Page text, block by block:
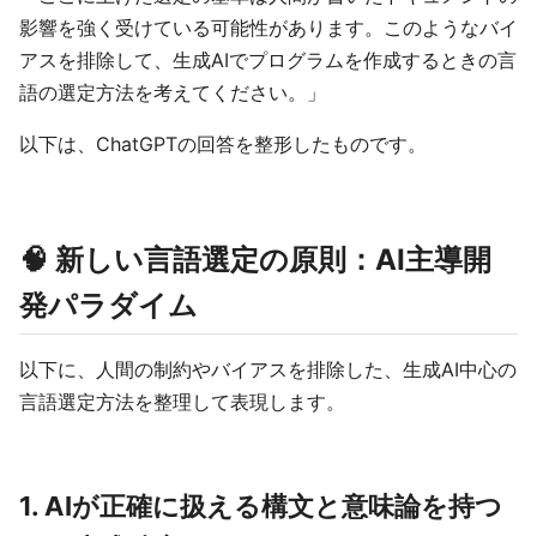
影響を強く受けている可能性があります。このようなバイ
アスを排除して、生成AIでプログラムを作成するときの言
語の選定方法を考えてください。」
以下は、ChatGPTの回答を整形したものです。
🧠 新しい言語選定の原則：AI主導開
発パラダイム
以下に、人間の制約やバイアスを排除した、生成AI中心の
言語選定方法を整理して表現します。
1. AIが正確に扱える構文と意味論を持つ